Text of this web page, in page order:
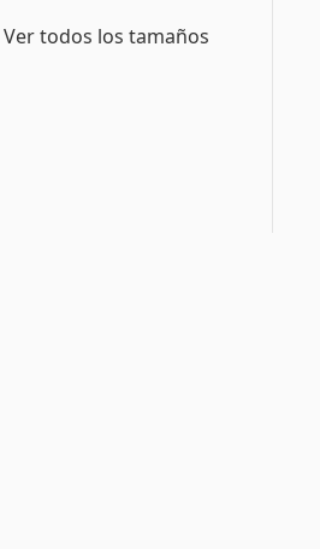
Ver todos los tamaños